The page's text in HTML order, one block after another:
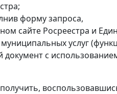
форму запроса,
сайте Росреестра и
услуг
с